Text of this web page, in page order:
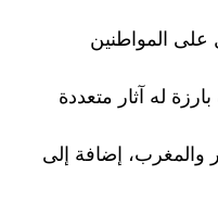
على المواطنين
له آثار متعددة
والمغرب، إضافة إلى